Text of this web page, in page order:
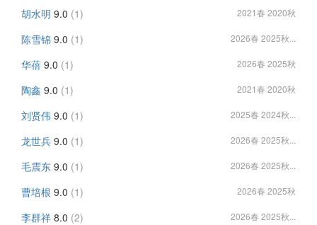
胡水明 9.0 (1) 2021春 2020秋
陈雪锦 9.0 (1) 2026春 2025秋...
华蓓 9.0 (1) 2026春 2025秋
陶鑫 9.0 (1) 2021春 2020秋
刘贤伟 9.0 (1) 2025春 2024秋...
龙世兵 9.0 (1) 2026春 2025秋...
毛震东 9.0 (1) 2026春 2025秋...
曹培根 9.0 (1) 2026春 2025秋
李群祥 8.0 (2) 2026春 2025秋...